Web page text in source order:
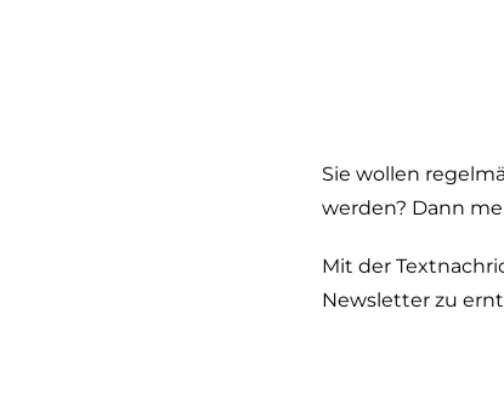
Sie wollen
werden? Dann
Mit der
Newsletter zu